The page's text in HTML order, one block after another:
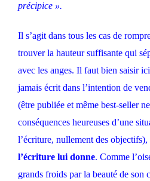
précipice ».
Il s’agit dans tous les cas de
trouver la hauteur suffisante qui
avec les anges. Il faut bien saisir
jamais écrit dans l’intention de
(être publiée et même best-seller
conséquences heureuses d’une
l’écriture, nullement des objectifs),
l’écriture lui donne. Comme
grands froids par la beauté de son